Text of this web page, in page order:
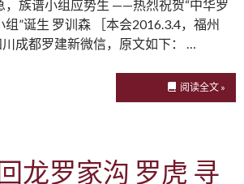
，族谱小组应势生 ——热烈祝贺“中华罗
”诞生 罗训森 ［本会2016.3.4，福州
成都罗建新微信，原文如下： …
阅读全文 »
龙罗家沟 罗虎 寻